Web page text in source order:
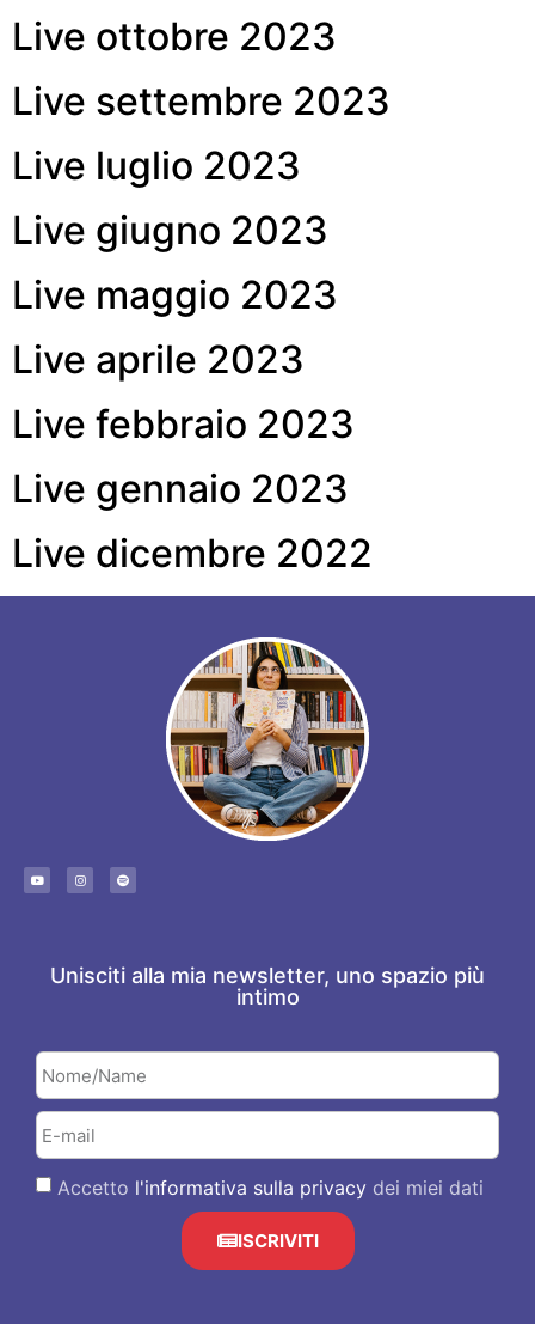
Live ottobre 2023
Live settembre 2023
Live luglio 2023
Live giugno 2023
Live maggio 2023
Live aprile 2023
Live febbraio 2023
Live gennaio 2023
Live dicembre 2022
Unisciti alla mia newsletter, uno spazio più
intimo
Accetto l'informativa sulla privacy dei miei dati
ISCRIVITI